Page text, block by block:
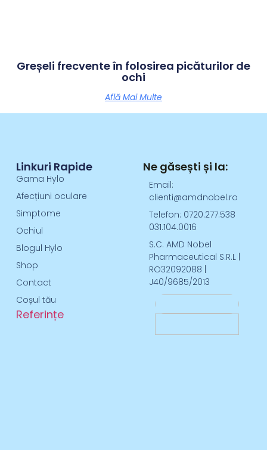
Greșeli frecvente în folosirea picăturilor de
ochi
Află Mai Multe
Linkuri Rapide
Gama Hylo
Afecțiuni oculare
Simptome
Ochiul
Blogul Hylo
Shop
Contact
Coșul tău
Referințe
Ne găsești și la:
Email:
clienti@amdnobel.ro
Telefon: 0720.277.538
031.104.0016
S.C. AMD Nobel
Pharmaceutical S.R.L |
RO32092088 |
J40/9685/2013